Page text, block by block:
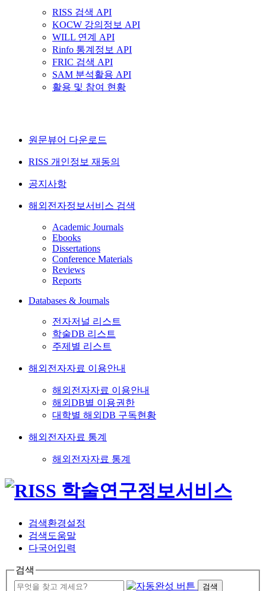
RISS 검색 API
KOCW 강의정보 API
WILL 연계 API
Rinfo 통계정보 API
FRIC 검색 API
SAM 분석활용 API
활용 및 참여 현황
원문뷰어 다운로드
RISS 개인정보 재동의
공지사항
해외전자정보서비스 검색
Academic Journals
Ebooks
Dissertations
Conference Materials
Reviews
Reports
Databases & Journals
전자저널 리스트
학술DB 리스트
주제별 리스트
해외전자자료 이용안내
해외전자자료 이용안내
해외DB별 이용권한
대학별 해외DB 구독현황
해외전자자료 통계
해외전자자료 통계
검색환경설정
검색도움말
다국어입력
검색
검색